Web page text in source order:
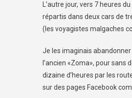
L’autre jour, vers 7 heures
répartis dans deux cars de
(les voyagistes malgaches
Je les imaginais
l’ancien «Zoma», pour
dizaine d’heures par les
sur des pages Facebook